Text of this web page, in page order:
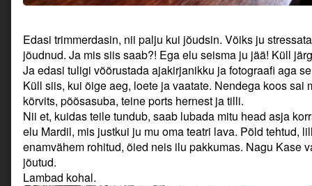
Edasi trimmerdasin, nii palju kui jõudsin. Võiks ju
jõudnud. Ja mis siis saab?! Ega elu seisma ju jää! Küll
Ja edasi tuligi võõrustada ajakirjanikku ja fotograafi aga
Küll siis, kui õige aeg, loete ja vaatate. Nendega koos sai
kõrvits, põõsasuba, teine ports hernest ja tilli.
Nii et, kuidas teile tundub, saab lubada mitu head asja
elu Mardil, mis justkui ju mu oma teatri lava. Põld tehtud,
enamvähem rohitud, õied neis ilu pakkumas. Nagu Kase
jõutud.
Lambad kohal.